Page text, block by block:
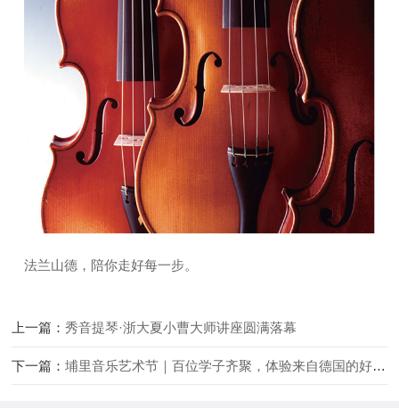
法兰山德，陪你走好每一步。
上一篇：秀音提琴·浙大夏小曹大师讲座圆满落幕
下一篇：埔里音乐艺术节｜百位学子齐聚，体验来自德国的好琴声-法兰山德